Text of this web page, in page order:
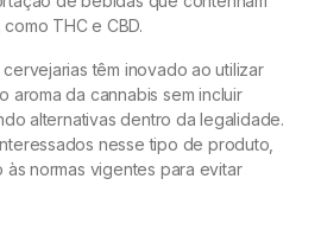
THC e CBD.
têm inovado ao utilizar
aroma da cannabis sem incluir
alternativas dentro da legalidade.
nesse tipo de produto,
normas vigentes para evitar